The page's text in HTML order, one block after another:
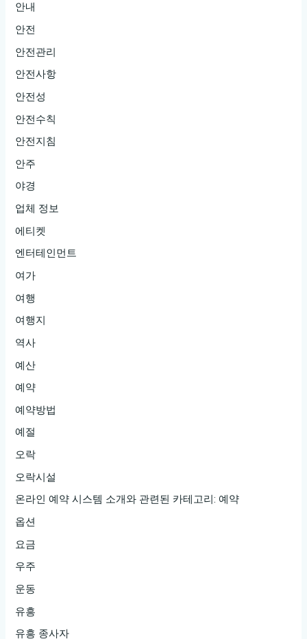
안내
안전
안전관리
안전사항
안전성
안전수칙
안전지침
안주
야경
업체 정보
에티켓
엔터테인먼트
여가
여행
여행지
역사
예산
예약
예약방법
예절
오락
오락시설
온라인 예약 시스템 소개와 관련된 카테고리: 예약
옵션
요금
우주
운동
유흥
유흥 종사자